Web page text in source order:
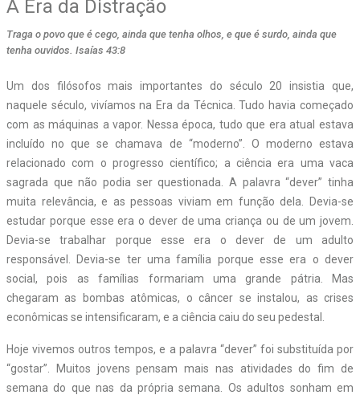
A Era da Distração
Traga o povo que é cego, ainda que tenha olhos, e que é surdo, ainda que
tenha ouvidos. Isaías 43:8
Um dos filósofos mais importantes do século 20 insistia que,
naquele século, vivíamos na Era da Técnica. Tudo havia começado
com as máquinas a vapor. Nessa época, tudo que era atual estava
incluído no que se chamava de “moderno”. O moderno estava
relacionado com o progresso científico; a ciência era uma vaca
sagrada que não podia ser questionada. A palavra “dever” tinha
muita relevância, e as pessoas viviam em função dela. Devia-se
estudar porque esse era o dever de uma criança ou de um jovem.
Devia-se trabalhar porque esse era o dever de um adulto
responsável. Devia-se ter uma família porque esse era o dever
social, pois as famílias formariam uma grande pátria. Mas
chegaram as bombas atômicas, o câncer se instalou, as crises
econômicas se intensificaram, e a ciência caiu do seu pedestal.
Hoje vivemos outros tempos, e a palavra “dever” foi substituída por
“gostar”. Muitos jovens pensam mais nas atividades do fim de
semana do que nas da própria semana. Os adultos sonham em